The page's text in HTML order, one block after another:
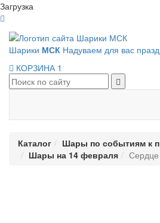
Загрузка
Шарики МСК Надуваем для вас
КОРЗИНА 1
Каталог
Шары по событиям к
Шары на 14 февраля